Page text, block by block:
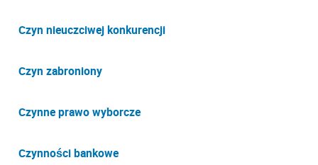
Czyn nieuczciwej konkurencji
Czyn zabroniony
Czynne prawo wyborcze
Czynności bankowe